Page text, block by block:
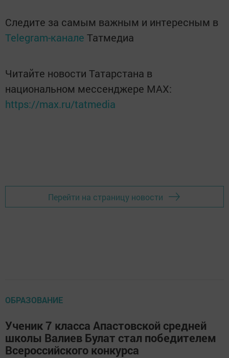
Следите за самым важным и интересным в
Telegram-канале Татмедиа
Читайте новости Татарстана в
национальном мессенджере MАХ:
https://max.ru/tatmedia
Перейти на страницу новости
ОБРАЗОВАНИЕ
Ученик 7 класса Апастовской средней
школы Валиев Булат стал победителем
Всероссийского конкурса